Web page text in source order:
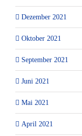
Dezember 2021
Oktober 2021
September 2021
Juni 2021
Mai 2021
April 2021